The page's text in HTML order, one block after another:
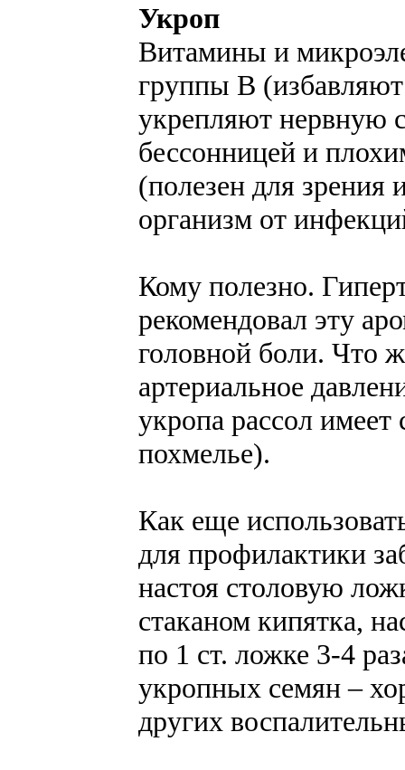
Укроп
Витамины и
группы В
укрепляют нервную
бессонницей и
(полезен для
организм от
Кому полезно.
рекомендовал эту
головной боли. Что
артериальное
укропа рассол имеет
похмелье).
Как еще
для профилактики
настоя столовую
стаканом кипятка,
по 1 ст. ложке 3-4
укропных семян –
других